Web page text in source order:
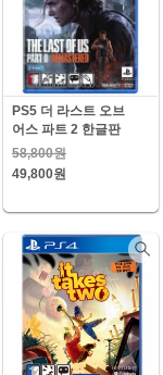
PS5 더 라스트 오브
어스 파트 2 한글판
58,800원
49,800원